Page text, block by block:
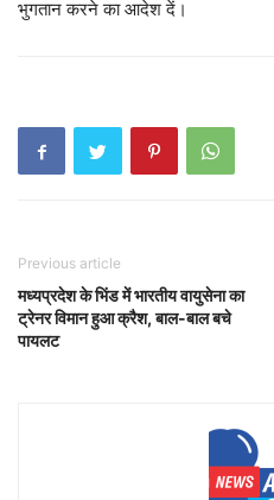
भुगतान करने का आदेश दें।
Previous article
मध्यप्रदेश के भिंड में भारतीय वायुसेना का
ट्रेनर विमान हुआ क्रैश, बाल-बाल बचे
पायलट